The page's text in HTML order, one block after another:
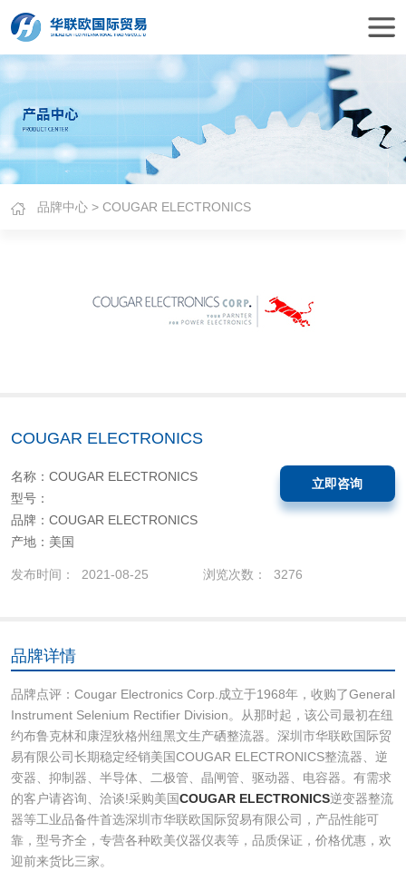
品牌中心 > COUGAR ELECTRONICS
COUGAR ELECTRONICS
名称：COUGAR ELECTRONICS
型号：
品牌：COUGAR ELECTRONICS
产地：美国
立即咨询
发布时间： 2021-08-25 浏览次数： 3276
品牌详情
品牌点评：Cougar Electronics Corp.成立于1968年，收购了General
Instrument Selenium Rectifier Division。从那时起，该公司最初在纽
约布鲁克林和康涅狄格州纽黑文生产硒整流器。深圳市华联欧国际贸
易有限公司长期稳定经销美国COUGAR ELECTRONICS整流器、逆
变器、抑制器、半导体、二极管、晶闸管、驱动器、电容器。有需求
的客户请咨询、洽谈!采购美国COUGAR ELECTRONICS逆变器整流
器等工业品备件首选深圳市华联欧国际贸易有限公司，产品性能可
靠，型号齐全，专营各种欧美仪器仪表等，品质保证，价格优惠，欢
迎前来货比三家。